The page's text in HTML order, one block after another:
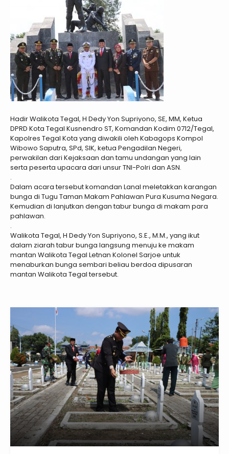
Hadir Walikota Tegal, H Dedy Yon Supriyono, SE, MM, Ketua
DPRD Kota Tegal Kusnendro ST, Komandan Kodim 0712/Tegal,
Kapolres Tegal Kota yang diwakili oleh Kabagops Kompol
Wibowo Saputra, SPd, SIK, ketua Pengadilan Negeri,
perwakilan dari Kejaksaan dan tamu undangan yang lain
serta peserta upacara dari unsur TNI-Polri dan ASN.
.
Dalam acara tersebut komandan Lanal meletakkan karangan
bunga di Tugu Taman Makam Pahlawan Pura Kusuma Negara.
Kemudian di lanjutkan dengan tabur bunga di makam para
pahlawan.
.
Walikota Tegal, H Dedy Yon Supriyono, S.E., M.M., yang ikut
dalam ziarah tabur bunga langsung menuju ke makam
mantan Walikota Tegal Letnan Kolonel Sarjoe untuk
menaburkan bunga sembari beliau berdoa dipusaran
mantan Walikota Tegal tersebut.